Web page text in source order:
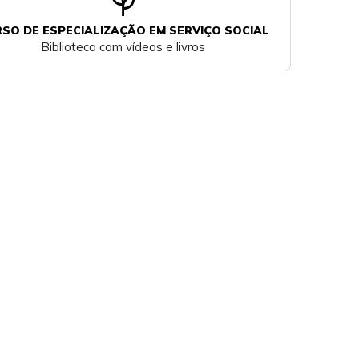
DE ESPECIALIZAÇÃO EM SERVIÇO SOCIAL
Biblioteca com vídeos e livros